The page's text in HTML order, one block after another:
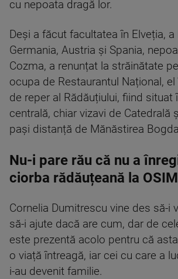
cu nepoata dragă lor.
Deși a făcut facultatea în Elveția, a
Germania, Austria și Spania,
Cozma, a renunțat la străinătate
ocupa de Restaurantul Național,
de reper al Rădăuțiului, fiind situat
centrală, chiar vizavi de Catedrală
pași distanță de Mănăstirea
Nu-i pare rău că nu a
ciorba rădăuțeană la OSIM
Cornelia Dumitrescu vine des să-i
să-i ajute dacă are cum, dar de
este prezentă acolo pentru că
o viață întreagă, iar cei cu care a
i-au devenit familie.